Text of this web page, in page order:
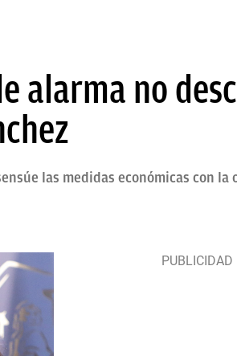
alarma no
las medidas económicas con la